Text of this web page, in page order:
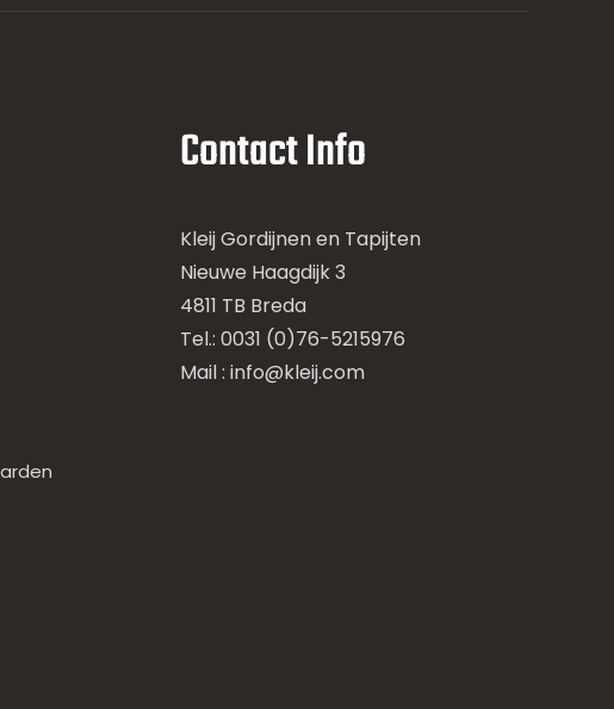
Contact Info
Kleij Gordijnen en Tapijten
Nieuwe Haagdijk 3
4811 TB Breda
Tel.: 0031 (0)76-5215976
Mail : info@kleij.com